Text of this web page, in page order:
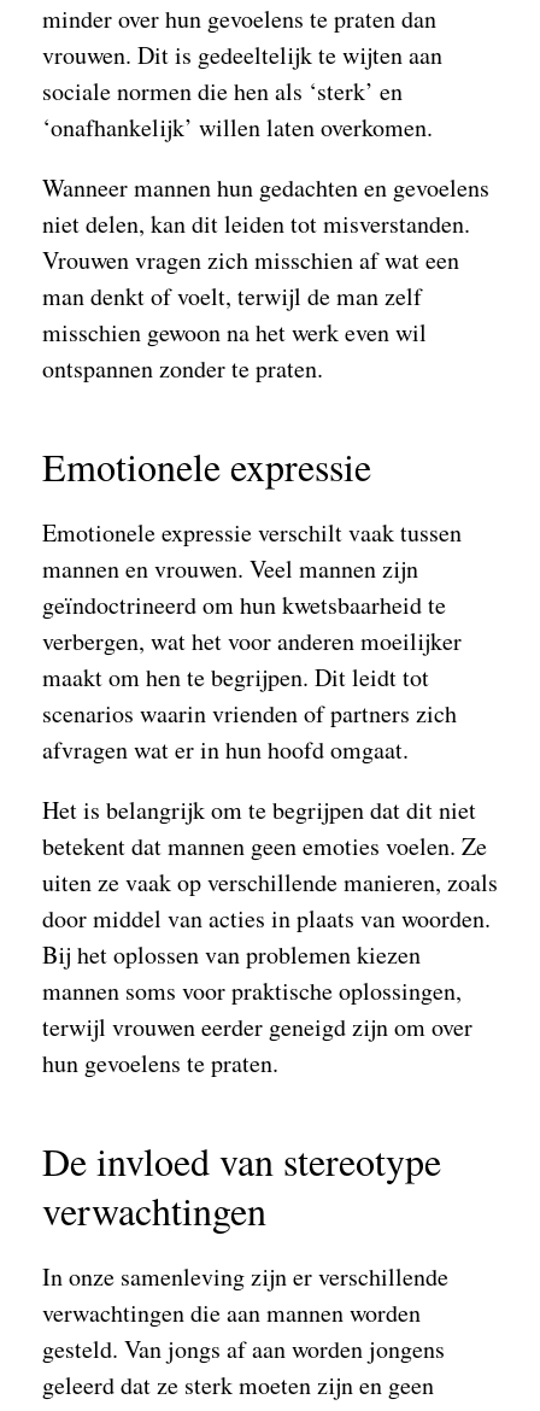
minder over hun gevoelens te praten dan
vrouwen. Dit is gedeeltelijk te wijten aan
sociale normen die hen als ‘sterk’ en
‘onafhankelijk’ willen laten overkomen.
Wanneer mannen hun gedachten en gevoelens
niet delen, kan dit leiden tot misverstanden.
Vrouwen vragen zich misschien af wat een
man denkt of voelt, terwijl de man zelf
misschien gewoon na het werk even wil
ontspannen zonder te praten.
Emotionele expressie
Emotionele expressie verschilt vaak tussen
mannen en vrouwen. Veel mannen zijn
geïndoctrineerd om hun kwetsbaarheid te
verbergen, wat het voor anderen moeilijker
maakt om hen te begrijpen. Dit leidt tot
scenarios waarin vrienden of partners zich
afvragen wat er in hun hoofd omgaat.
Het is belangrijk om te begrijpen dat dit niet
betekent dat mannen geen emoties voelen. Ze
uiten ze vaak op verschillende manieren, zoals
door middel van acties in plaats van woorden.
Bij het oplossen van problemen kiezen
mannen soms voor praktische oplossingen,
terwijl vrouwen eerder geneigd zijn om over
hun gevoelens te praten.
De invloed van stereotype
verwachtingen
In onze samenleving zijn er verschillende
verwachtingen die aan mannen worden
gesteld. Van jongs af aan worden jongens
geleerd dat ze sterk moeten zijn en geen